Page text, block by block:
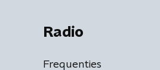
Radio
Frequenties